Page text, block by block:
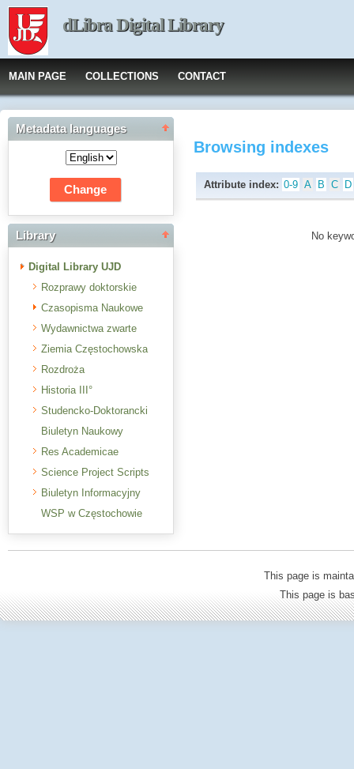
dLibra Digital Library
MAIN PAGE COLLECTIONS CONTACT
Metadata languages
Library
Digital Library UJD
Rozprawy doktorskie
Czasopisma Naukowe
Wydawnictwa zwarte
Ziemia Częstochowska
Rozdroża
Historia III°
Studencko-Doktorancki
Biuletyn Naukowy
Res Academicae
Science Project Scripts
Biuletyn Informacyjny
WSP w Częstochowie
Browsing indexes
Attribute index: 0-9 A B C D
No
This page is
This page is